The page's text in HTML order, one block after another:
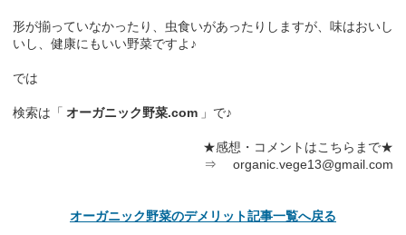
形が揃っていなかったり、虫食いがあったりしますが、味はおいし
いし、健康にもいい野菜ですよ♪
では
検索は「 オーガニック野菜.com 」で♪
★感想・コメントはこちらまで★
⇒ organic.vege13@gmail.com
オーガニック野菜のデメリット記事一覧へ戻る